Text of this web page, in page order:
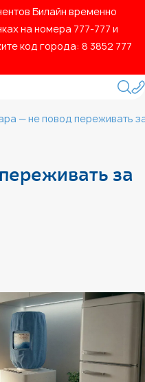
Билайн временно
на номера 777‑777 и
код города: 8 3852 777
— не повод переживать
за